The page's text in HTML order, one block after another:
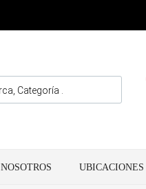
NOSOTROS UBICACIONES